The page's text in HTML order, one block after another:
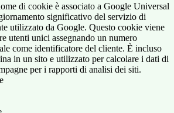
di cookie è associato a Google Universal
significativo del servizio di
utilizzato da Google. Questo cookie viene
utenti unici assegnando un numero
come identificatore del cliente. È incluso
in un sito e utilizzato per calcolare i dati di
per i rapporti di analisi dei siti.